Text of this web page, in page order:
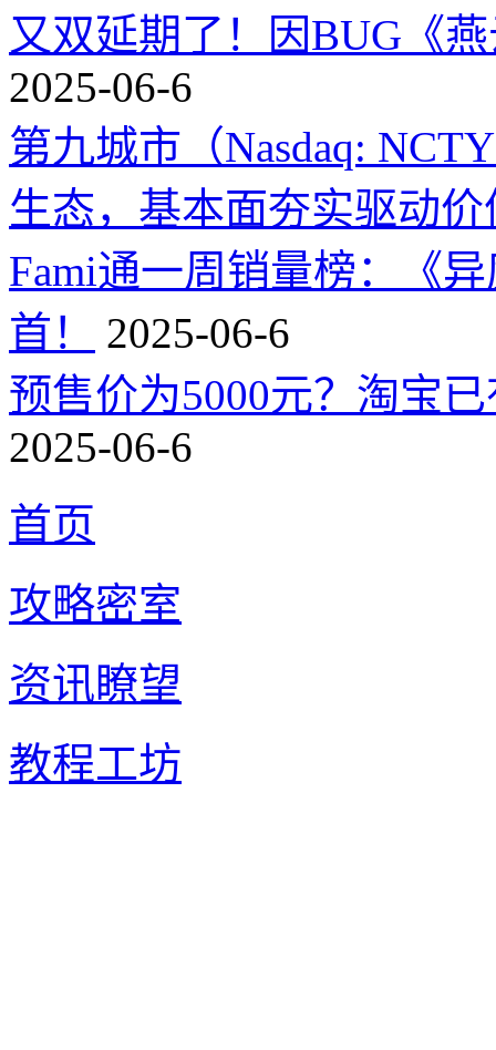
又双延期了！因BUG《
2025-06-6
第九城市（Nasdaq:
生态，基本面夯实驱动价
Fami通一周销量榜：《
首！
2025-06-6
预售价为5000元？淘宝
2025-06-6
首页
攻略密室
资讯瞭望
教程工坊